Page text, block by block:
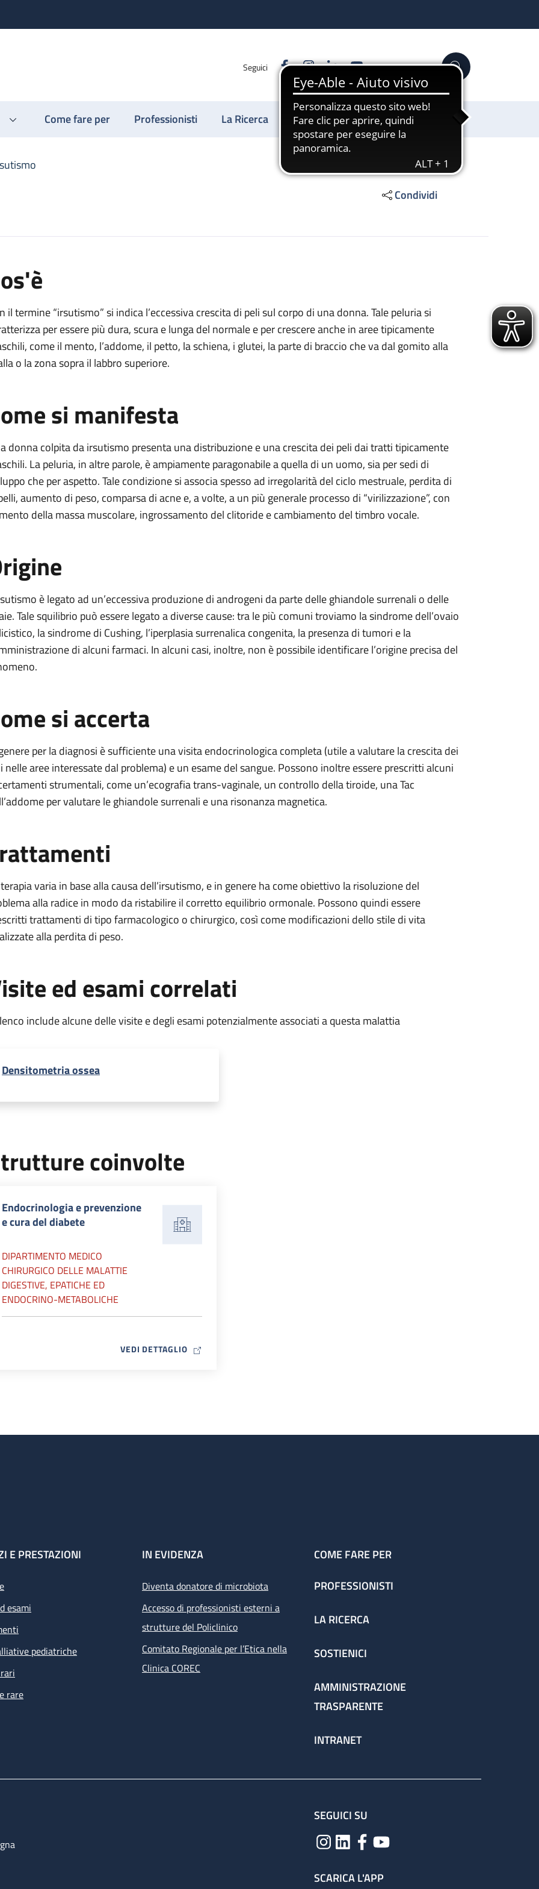
Seguici FacebookInstagram
LinkedinYouTube Cerca
Come fare per Professionisti La Ricerca Sostienici
Condividi
il termine “irsutismo” si indica l’eccessiva crescita di peli sul corpo di una donna. Tale peluria si
per essere più dura, scura e lunga del normale e per crescere anche in aree tipicamente
come il mento, l’addome, il petto, la schiena, i glutei, la parte di braccio che va dal gomito alla
o la zona sopra il labbro superiore.
si manifesta
donna colpita da irsutismo presenta una distribuzione e una crescita dei peli dai tratti tipicamente
La peluria, in altre parole, è ampiamente paragonabile a quella di un uomo, sia per sedi di
che per aspetto. Tale condizione si associa spesso ad irregolarità del ciclo mestruale, perdita di
aumento di peso, comparsa di acne e, a volte, a un più generale processo di “virilizzazione”, con
della massa muscolare, ingrossamento del clitoride e cambiamento del timbro vocale.
è legato ad un’eccessiva produzione di androgeni da parte delle ghiandole surrenali o delle
Tale squilibrio può essere legato a diverse cause: tra le più comuni troviamo la sindrome dell’ovaio
la sindrome di Cushing, l’iperplasia surrenalica congenita, la presenza di tumori e la
di alcuni farmaci. In alcuni casi, inoltre, non è possibile identificare l’origine precisa del
si accerta
per la diagnosi è sufficiente una visita endocrinologica completa (utile a valutare la crescita dei
nelle aree interessate dal problema) e un esame del sangue. Possono inoltre essere prescritti alcuni
strumentali, come un’ecografia trans-vaginale, un controllo della tiroide, una Tac
per valutare le ghiandole surrenali e una risonanza magnetica.
varia in base alla causa dell’irsutismo, e in genere ha come obiettivo la risoluzione del
alla radice in modo da ristabilire il corretto equilibrio ormonale. Possono quindi essere
trattamenti di tipo farmacologico o chirurgico, così come modificazioni dello stile di vita
alla perdita di peso.
ed esami correlati
include alcune delle visite e degli esami potenzialmente associati a questa malattia
Densitometria ossea
coinvolte
Endocrinologia e prevenzione
e cura del diabete
DIPARTIMENTO MEDICO
CHIRURGICO DELLE MALATTIE
DIGESTIVE, EPATICHE ED
ENDOCRINO-METABOLICHE
VEDI DETTAGLIOMAP ICON
E PRESTAZIONI
esami
pediatriche
rare
IN EVIDENZA
Diventa donatore di microbiota
Accesso di professionisti esterni a
strutture del Policlinico
Comitato Regionale per l’Etica nella
Clinica COREC
COME FARE PER
PROFESSIONISTI
LA RICERCA
SOSTIENICI
AMMINISTRAZIONE
TRASPARENTE
INTRANET
SEGUICI SU
SCARICA L'APP